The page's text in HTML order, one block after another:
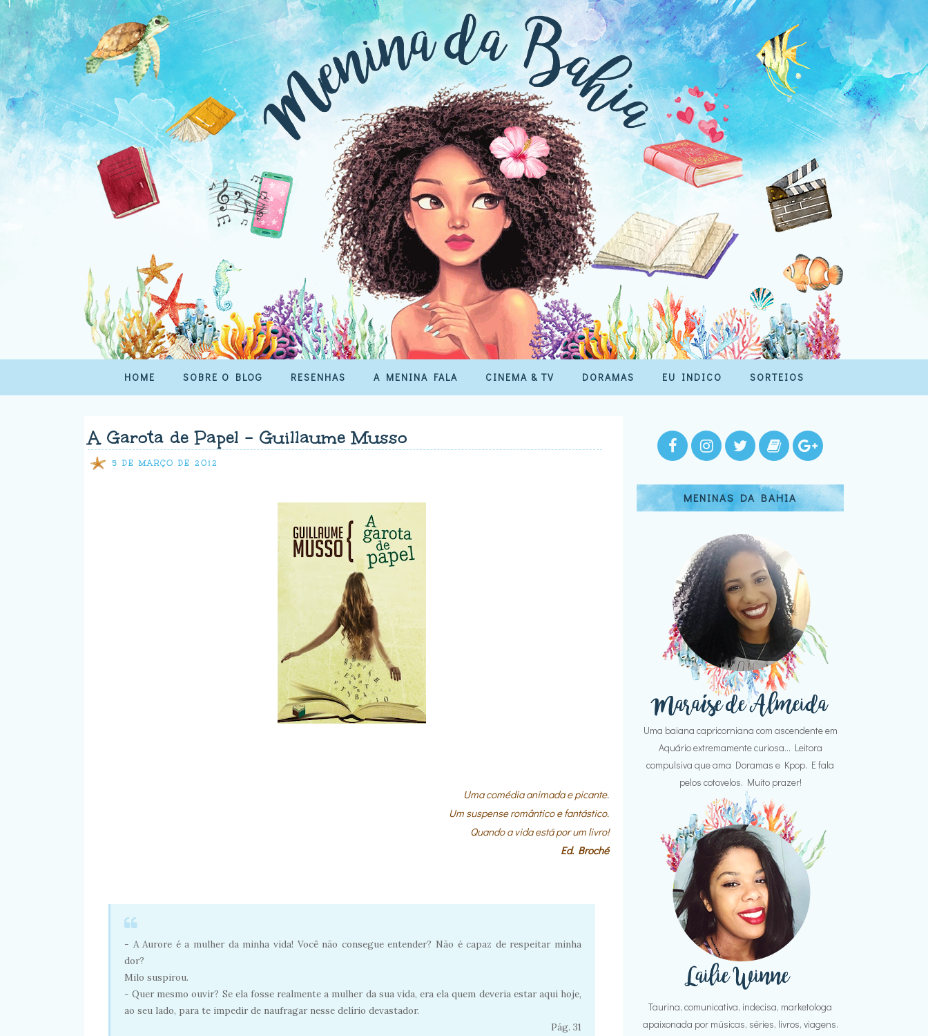
HOME SOBRE O BLOG RESENHAS A MENINA FALA CINEMA & TV DORAMAS EU INDICO SORTEIOS
A Garota de Papel - Guillaume Musso
5 DE MARÇO DE 2012
Uma comédia animada e picante.
Um suspense romântico e fantástico.
Quando a vida está por um livro!
Ed. Broché
- A Aurore é a mulher da minha vida! Você não consegue entender? Não é capaz de respeitar minha
dor?
Milo suspirou.
- Quer mesmo ouvir? Se ela fosse realmente a mulher da sua vida, era ela quem deveria estar aqui hoje,
ao seu lado, para te impedir de naufragar nesse delírio devastador.
Pág. 31
MENINAS DA BAHIA
Uma baiana capricorniana com ascendente em
Aquário extremamente curiosa... Leitora
compulsiva que ama Doramas e Kpop. E fala
pelos cotovelos. Muito prazer!
Taurina, comunicativa, indecisa, marketologa
apaixonada por músicas, séries, livros, viagens.